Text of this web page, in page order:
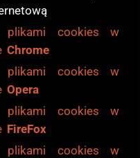
plikami cookies w
Chrome
plikami cookies w
Opera
plikami cookies w
FireFox
plikami cookies w